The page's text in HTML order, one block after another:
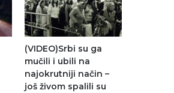
(VIDEO)Srbi su ga
mučili i ubili na
najokrutniji način –
još živom spalili su